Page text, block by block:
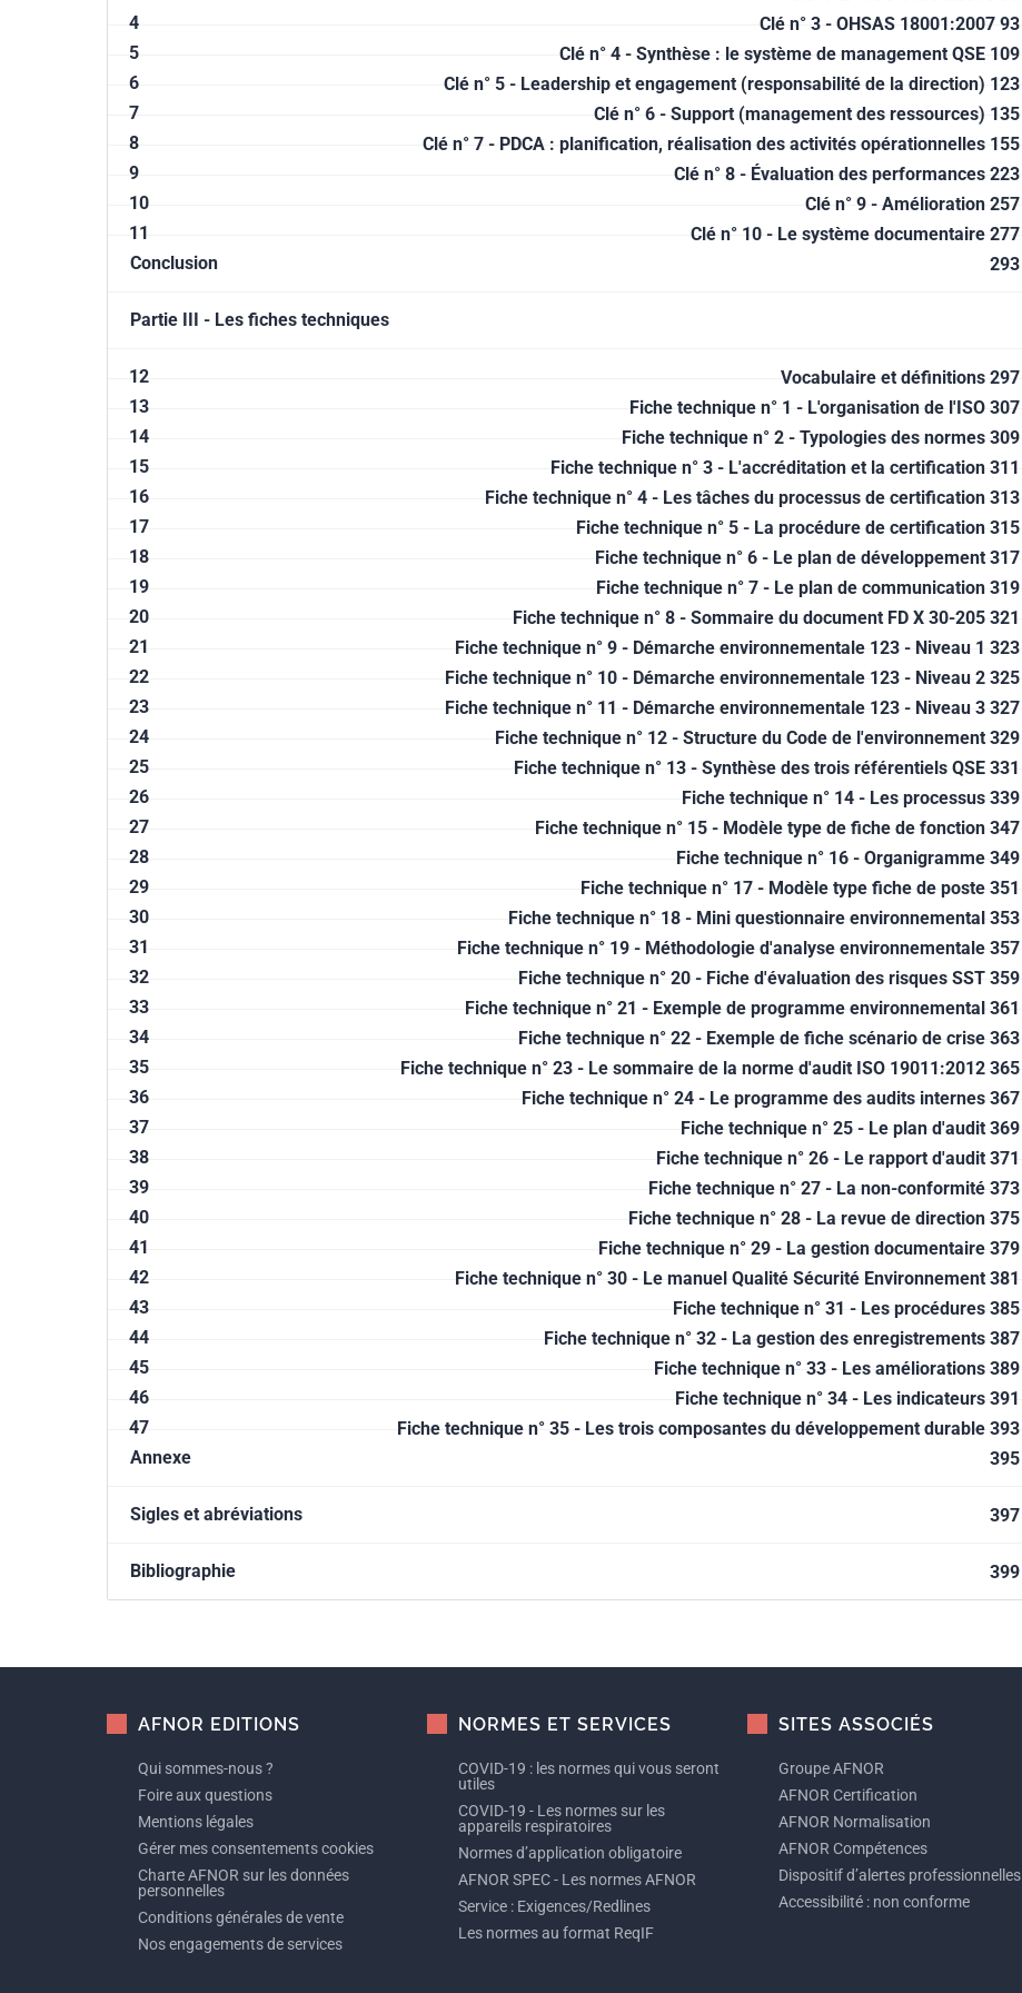
4
Clé n° 3 - OHSAS 18001:2007 93
5
Clé n° 4 - Synthèse : le système de management QSE 109
6
Clé n° 5 - Leadership et engagement (responsabilité de la direction) 123
7
Clé n° 6 - Support (management des ressources) 135
8
Clé n° 7 - PDCA : planification, réalisation des activités opérationnelles 155
9
Clé n° 8 - Évaluation des performances 223
10
Clé n° 9 - Amélioration 257
11
Clé n° 10 - Le système documentaire 277
Conclusion
293
Partie III - Les fiches techniques
12
Vocabulaire et définitions 297
13
Fiche technique n° 1 - L'organisation de l'ISO 307
14
Fiche technique n° 2 - Typologies des normes 309
15
Fiche technique n° 3 - L'accréditation et la certification 311
16
Fiche technique n° 4 - Les tâches du processus de certification 313
17
Fiche technique n° 5 - La procédure de certification 315
18
Fiche technique n° 6 - Le plan de développement 317
19
Fiche technique n° 7 - Le plan de communication 319
20
Fiche technique n° 8 - Sommaire du document FD X 30-205 321
21
Fiche technique n° 9 - Démarche environnementale 123 - Niveau 1 323
22
Fiche technique n° 10 - Démarche environnementale 123 - Niveau 2 325
23
Fiche technique n° 11 - Démarche environnementale 123 - Niveau 3 327
24
Fiche technique n° 12 - Structure du Code de l'environnement 329
25
Fiche technique n° 13 - Synthèse des trois référentiels QSE 331
26
Fiche technique n° 14 - Les processus 339
27
Fiche technique n° 15 - Modèle type de fiche de fonction 347
28
Fiche technique n° 16 - Organigramme 349
29
Fiche technique n° 17 - Modèle type fiche de poste 351
30
Fiche technique n° 18 - Mini questionnaire environnemental 353
31
Fiche technique n° 19 - Méthodologie d'analyse environnementale 357
32
Fiche technique n° 20 - Fiche d'évaluation des risques SST 359
33
Fiche technique n° 21 - Exemple de programme environnemental 361
34
Fiche technique n° 22 - Exemple de fiche scénario de crise 363
35
Fiche technique n° 23 - Le sommaire de la norme d'audit ISO 19011:2012 365
36
Fiche technique n° 24 - Le programme des audits internes 367
37
Fiche technique n° 25 - Le plan d'audit 369
38
Fiche technique n° 26 - Le rapport d'audit 371
39
Fiche technique n° 27 - La non-conformité 373
40
Fiche technique n° 28 - La revue de direction 375
41
Fiche technique n° 29 - La gestion documentaire 379
42
Fiche technique n° 30 - Le manuel Qualité Sécurité Environnement 381
43
Fiche technique n° 31 - Les procédures 385
44
Fiche technique n° 32 - La gestion des enregistrements 387
45
Fiche technique n° 33 - Les améliorations 389
46
Fiche technique n° 34 - Les indicateurs 391
47
Fiche technique n° 35 - Les trois composantes du développement durable 393
Annexe
395
Sigles et abréviations 397
Bibliographie 399
AFNOR EDITIONS
Qui sommes-nous ?
Foire aux questions
Mentions légales
Gérer mes consentements cookies
Charte AFNOR sur les données
personnelles
Conditions générales de vente
Nos engagements de services
NORMES ET SERVICES
COVID-19 : les normes qui vous seront
utiles
COVID-19 - Les normes sur les
appareils respiratoires
Normes d’application obligatoire
AFNOR SPEC - Les normes AFNOR
Service : Exigences/Redlines
Les normes au format ReqIF
SITES ASSOCIÉS
Groupe AFNOR
AFNOR Certification
AFNOR Normalisation
AFNOR Compétences
Dispositif d’alertes professionnelles
Accessibilité : non conforme